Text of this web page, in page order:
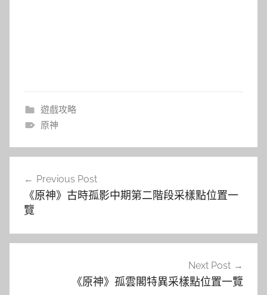
遊戲攻略
原神
覽
Previous Post
《原神》古時孤影中期第二階段采樣點位置一
覽
Next Post
《原神》孤雲閣特異采樣點位置一覽